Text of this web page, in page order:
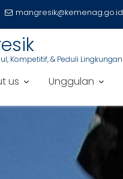
mangresik@kemenag.go.id
Kompetitif, & Peduli Lingkungan
us Unggulan